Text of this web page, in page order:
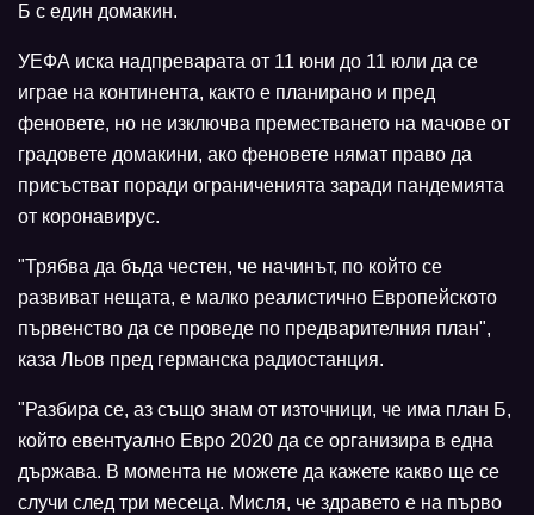
Б с един домакин.
УЕФА иска надпреварата от 11 юни до 11 юли да се
играе на континента, както е планирано и пред
феновете, но не изключва преместването на мачове от
градовете домакини, ако феновете нямат право да
присъстват поради ограниченията заради пандемията
от коронавирус.
"Трябва да бъда честен, че начинът, по който се
развиват нещата, е малко реалистично Европейското
първенство да се проведе по предварителния план",
каза Льов пред германска радиостанция.
"Разбира се, аз също знам от източници, че има план Б,
който евентуално Евро 2020 да се организира в една
държава. В момента не можете да кажете какво ще се
случи след три месеца. Мисля, че здравето е на първо